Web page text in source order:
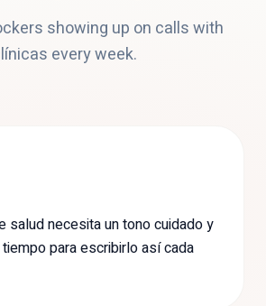
showing up on calls with
every week.
salud necesita un tono cuidado y
para escribirlo así cada